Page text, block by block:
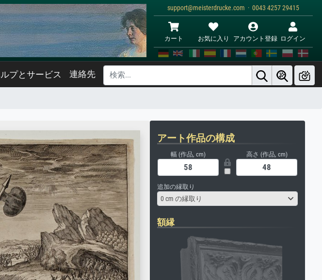
support@meisterdrucke.com · 0043 4257 29415
カート お気に入り アカウント登録 ログイン
プとサービス 連絡先
アート作品の構成
幅 (作品, cm) 高さ (作品, cm)
追加の縁取り
0 cm の縁取り
額縁